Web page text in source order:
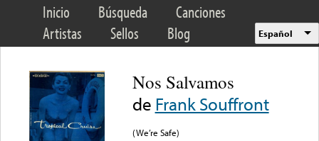
Inicio Búsqueda
Canciones
Artistas
Sellos Blog Español
Nos Salvamos
de Frank Souffront
(We’re Safe)